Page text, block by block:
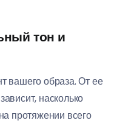
тон и
вашего образа. От ее
насколько
протяжении всего